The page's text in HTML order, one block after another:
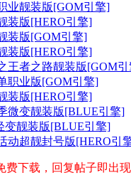
业靓装版[GOM引擎]
装版[HERO引擎]
装版[GOM引擎]
装版[HERO引擎]
王者之路靓装版[GOM
职业版[GOM引擎]
装版[HERO引擎]
微变靓装版[BLUE引擎]
变靓装版[BLUE引擎]
动超靓封号版[HERO引
费下载，回复帖子即出